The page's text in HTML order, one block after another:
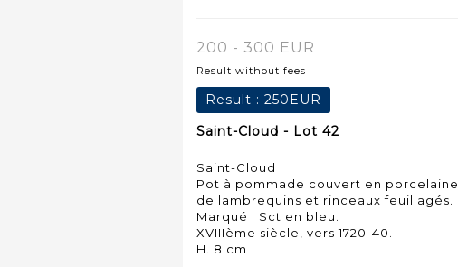
200 - 300 EUR
Result without fees
Result : 250EUR
Saint-Cloud - Lot 42
Saint-Cloud
Pot à pommade couvert en
de lambrequins et rinceaux feuillagés.
Marqué : Sct en bleu.
XVIIIème siècle, vers 1720-40.